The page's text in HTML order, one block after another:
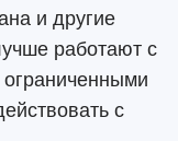
и другие
работают с
с